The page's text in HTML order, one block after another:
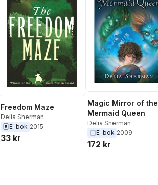
Freedom Maze
Delia Sherman
E-bok 2015
33 kr
Magic Mirror of the
Mermaid Queen
Delia Sherman
E-bok 2009
172 kr